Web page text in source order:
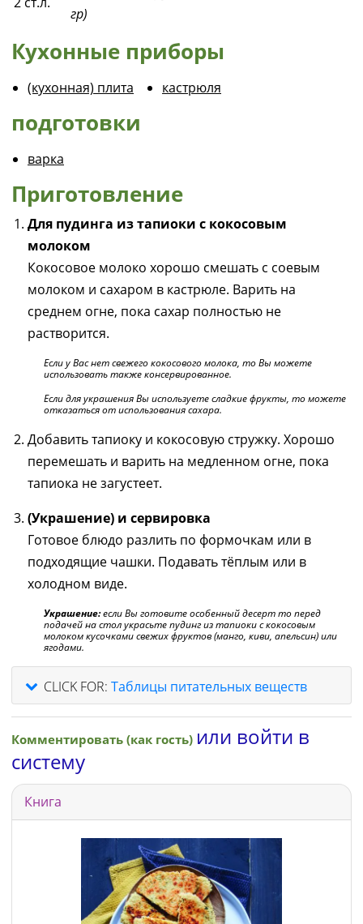
гр)
Кухонные приборы
(кухонная) плита кастрюля
подготовки
варка
Приготовление
Для пудинга из тапиоки с кокосовым
молоком
Кокосовое молоко хорошо смешать с соевым
молоком и сахаром в кастрюле. Варить на
среднем огне, пока сахар полностью не
растворится.
Если у Вас нет свежего кокосового молока, то Вы можете
использовать также консервированное.
Если для украшения Вы используете сладкие фрукты, то можете
отказаться от использования сахара.
Добавить тапиоку и кокосовую стружку. Хорошо
перемешать и варить на медленном огне, пока
тапиока не загустеет.
(Украшение) и сервировка
Готовое блюдо разлить по формочкам или в
подходящие чашки. Подавать тёплым или в
холодном виде.
Украшение:если Вы готовите особенный десерт то перед
подачей на стол украсьте пудинг из тапиоки с кокосовым
молоком кусочками свежих фруктов (манго, киви, апельсин) или
ягодами.
CLICK FOR: Таблицы питательных веществ
Комментировать (как гость) или войти в
систему
Книга